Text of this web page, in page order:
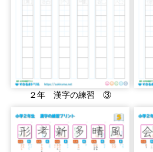
２年 漢字の練習 ③